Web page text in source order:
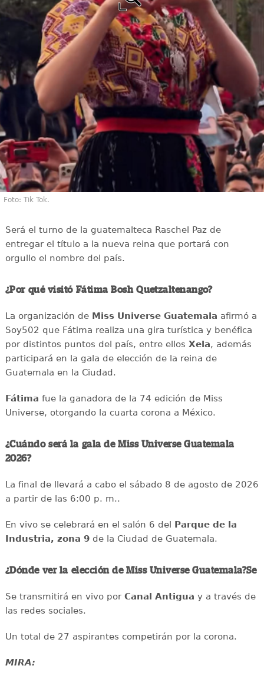
Foto: Tik Tok.
Será el turno de la guatemalteca Raschel Paz de
entregar el título a la nueva reina que portará con
orgullo el nombre del país.
¿Por qué visitó Fátima Bosh Quetzaltenango?
La organización de Miss Universe Guatemala afirmó a
Soy502 que Fátima realiza una gira turística y benéfica
por distintos puntos del país, entre ellos Xela, además
participará en la gala de elección de la reina de
Guatemala en la Ciudad.
Fátima fue la ganadora de la 74 edición de Miss
Universe, otorgando la cuarta corona a México.
¿Cuándo será la gala de Miss Universe Guatemala
2026?
La final de llevará a cabo el sábado 8 de agosto de 2026
a partir de las 6:00 p. m..
En vivo se celebrará en el salón 6 del Parque de la
Industria, zona 9de la Ciudad de Guatemala.
¿Dónde ver la elección de Miss Universe Guatemala?Se
Se transmitirá en vivo porCanal Antigua y a través de
las redes sociales.
Un total de 27 aspirantes competirán por la corona.
MIRA: